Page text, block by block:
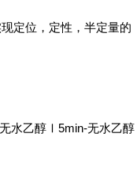
定位，定性，半定量的
水乙醇Ⅰ5min-无水乙醇